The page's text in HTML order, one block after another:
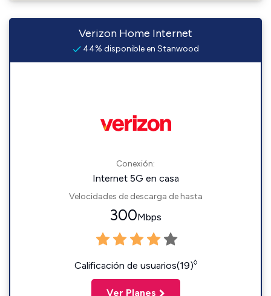
Verizon Home Internet
44% disponible en Stanwood
Conexión:
Internet 5G en casa
Velocidades de descarga de hasta
300Mbps
Calificación de usuarios(19)◊
Ver Planes